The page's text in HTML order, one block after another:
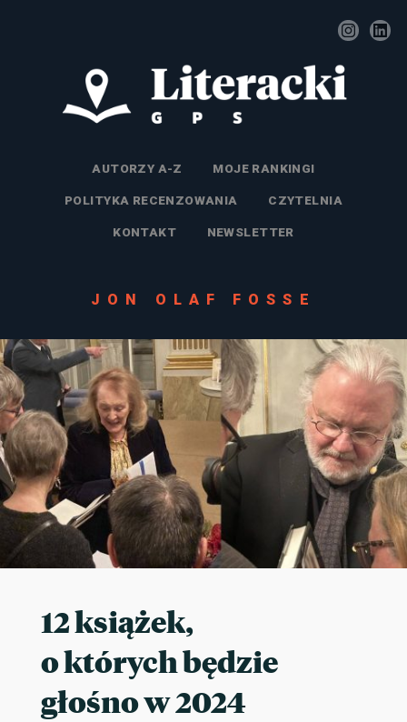
AUTORZY A-Z MOJE RANKINGI
POLITYKA RECENZOWANIA CZYTELNIA
KONTAKT NEWSLETTER
JON OLAF FOSSE
12 książek,
o których będzie
głośno w 2024